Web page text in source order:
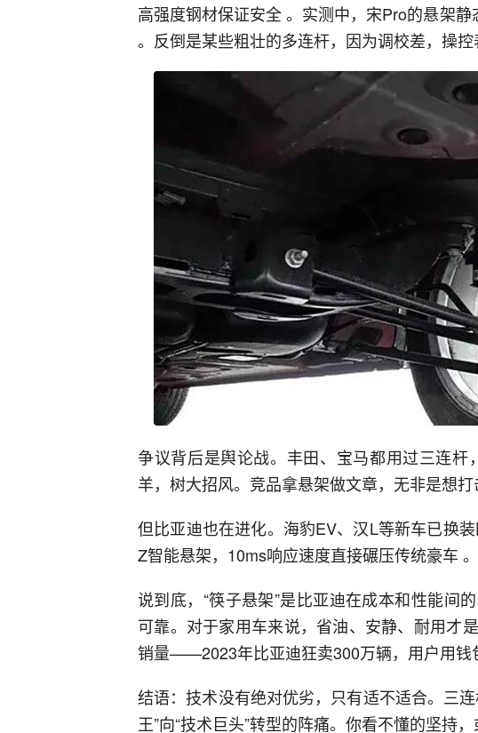
高强度钢材保证安全 。实测中，宋Pro的悬架
。反倒是某些粗壮的多连杆，因为调校差，操控
争议背后是舆论战。丰田、宝马都用过三连
羊，树大招风。竞品拿悬架做文章，无非是想打
但比亚迪也在进化。海豹EV、汉L等新车已换
Z智能悬架，10ms响应速度直接碾压传统豪车 。
说到底，“筷子悬架”是比亚迪在成本和性能间
可靠。对于家用车来说，省油、安静、耐用才
销量——2023年比亚迪狂卖300万辆，用户用钱
结语：技术没有绝对优劣，只有适不适合。三
王”向“技术巨头”转型的阵痛。你看不懂的坚持